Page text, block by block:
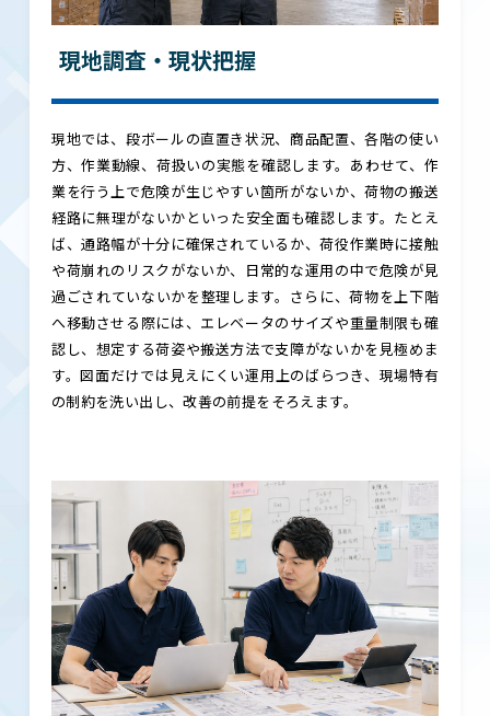
現地調査・現状把握
現地では、段ボールの直置き状況、商品配置、各階の使い
方、作業動線、荷扱いの実態を確認します。あわせて、作
業を行う上で危険が生じやすい箇所がないか、荷物の搬送
経路に無理がないかといった安全面も確認します。たとえ
ば、通路幅が十分に確保されているか、荷役作業時に接触
や荷崩れのリスクがないか、日常的な運用の中で危険が見
過ごされていないかを整理します。さらに、荷物を上下階
へ移動させる際には、エレベータのサイズや重量制限も確
認し、想定する荷姿や搬送方法で支障がないかを見極めま
す。図面だけでは見えにくい運用上のばらつき、現場特有
の制約を洗い出し、改善の前提をそろえます。